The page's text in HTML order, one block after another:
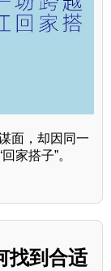
面，却因同一
家搭子”。
找到合适